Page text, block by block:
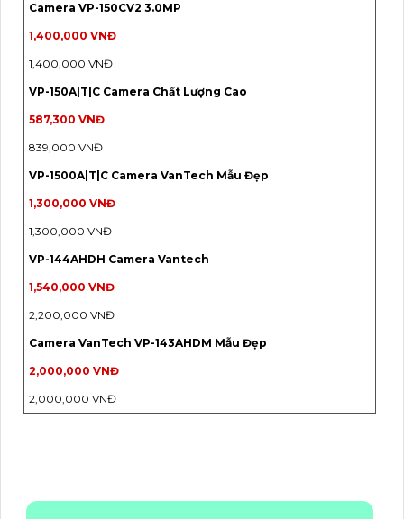
Camera VP-150CV2 3.0MP
1,400,000 VNĐ
1,400,000 VNĐ
VP-150A|T|C Camera Chất Lượng Cao
587,300 VNĐ
839,000 VNĐ
VP-1500A|T|C Camera VanTech Mẫu Đẹp
1,300,000 VNĐ
1,300,000 VNĐ
VP-144AHDH Camera Vantech
1,540,000 VNĐ
2,200,000 VNĐ
Camera VanTech VP-143AHDM Mẫu Đẹp
2,000,000 VNĐ
2,000,000 VNĐ